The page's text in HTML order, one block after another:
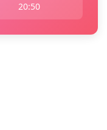
20:50